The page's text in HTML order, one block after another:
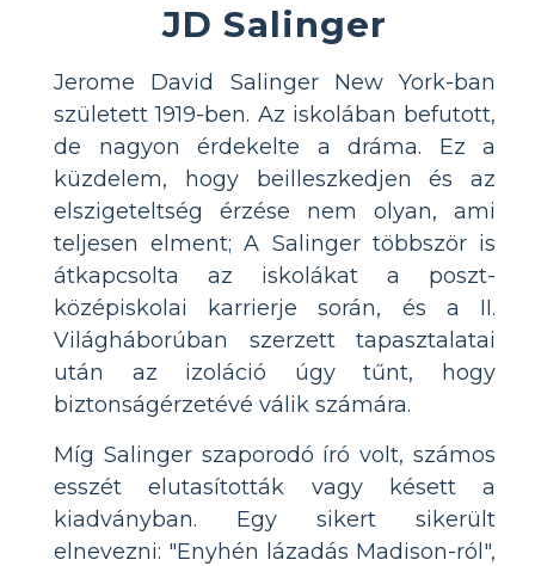
JD Salinger
Jerome David Salinger New York-ban
született 1919-ben. Az iskolában befutott,
de nagyon érdekelte a dráma. Ez a
küzdelem, hogy beilleszkedjen és az
elszigeteltség érzése nem olyan, ami
teljesen elment; A Salinger többször is
átkapcsolta az iskolákat a poszt-
középiskolai karrierje során, és a II.
Világháborúban szerzett tapasztalatai
után az izoláció úgy tűnt, hogy
biztonságérzetévé válik számára.
Míg Salinger szaporodó író volt, számos
esszét elutasították vagy késett a
kiadványban. Egy sikert sikerült
elnevezni: "Enyhén lázadás Madison-ról",